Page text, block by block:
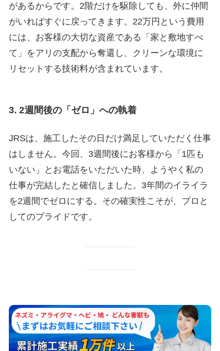
があるからです。2階だけを駆除しても、外に仲間
がいればすぐに戻ってきます。22万円という費用
には、お客様の大切な資産である「家と敷地すべ
て」をアリの支配から奪還し、クリーンな環境に
リセットする技術料が含まれています。
3. 2週間後の「ゼロ」への執着
JRSは、施工したその日だけ満足していただく仕事
はしません。今回、3週間後にお客様から「1匹も
いない」とお電話をいただいた時、ようやく私の
仕事が完結したと確信しました。3年間のイライラ
を2週間でゼロにする。その確実性こそが、プロと
してのプライドです。